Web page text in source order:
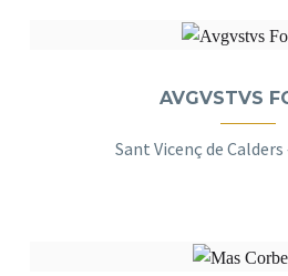
AVGVSTVS
Sant Vicenç de